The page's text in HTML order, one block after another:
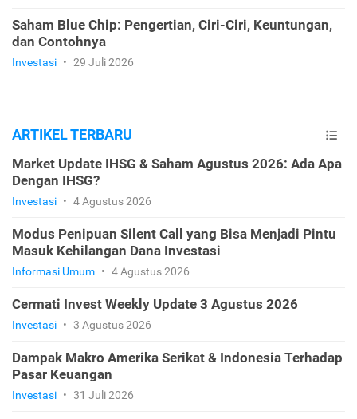
Saham Blue Chip: Pengertian, Ciri-Ciri, Keuntungan,
dan Contohnya
Investasi • 29 Juli 2026
ARTIKEL TERBARU
Market Update IHSG & Saham Agustus 2026: Ada Apa
Dengan IHSG?
Investasi • 4 Agustus 2026
Modus Penipuan Silent Call yang Bisa Menjadi Pintu
Masuk Kehilangan Dana Investasi
Informasi Umum • 4 Agustus 2026
Cermati Invest Weekly Update 3 Agustus 2026
Investasi • 3 Agustus 2026
Dampak Makro Amerika Serikat & Indonesia Terhadap
Pasar Keuangan
Investasi • 31 Juli 2026